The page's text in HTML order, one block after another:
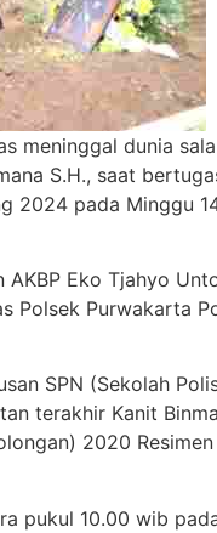
meninggal dunia
S.H., saat
2024 pada Minggu
Eko Tjahyo
Polsek Purwakarta
SPN (Sekolah
terakhir Kanit
2020 Resimen
pukul 10.00 wib